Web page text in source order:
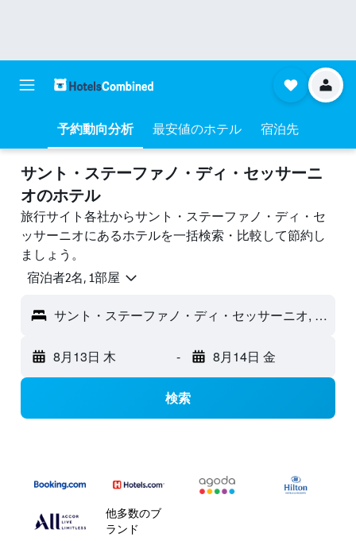
予約動向分析 最安値のホテル 宿泊先
サント・ステーファノ・ディ・セッサーニ
オのホテル
旅行サイト各社からサント・ステーファノ・ディ・セ
ッサーニオにあるホテルを一括検索・比較して節約し
ましょう。
宿泊者2名, 1​部屋
サント・ステーファノ・ディ・セッサーニオ, ラクイラ県, イタリア
8月13日 木 - 8月14日 金
検索
他多数のブ
ランド